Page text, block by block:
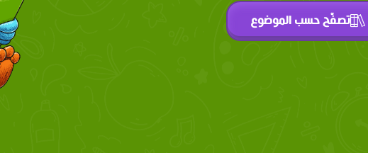
تصفّح حسب الموضوع